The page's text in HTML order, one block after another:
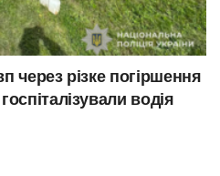
через різке погіршення
водія